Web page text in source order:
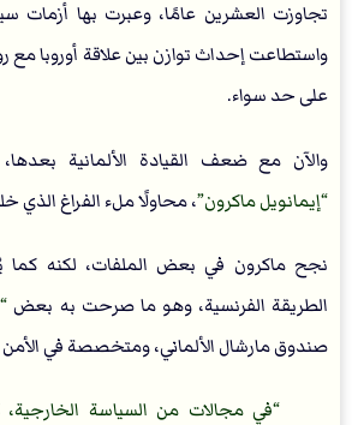
تجاوزت العشرين عامًا، وعبرت بها أزمات
واستطاعت إحداث توازن بين علاقة أوروبا مع
على حد سواء.
والآن مع ضعف القيادة الألمانية بعدها،
إيمانويل ماكرون ، محاولًا ملء الفراغ الذي
نجح ماكرون في بعض الملفات، لكنه كما
الطريقة الفرنسية، وهو ما صرحت به بعض
صندوق مارشال الألماني، ومتخصصة في الأمن
في مجالات من السياسة الخارجية،